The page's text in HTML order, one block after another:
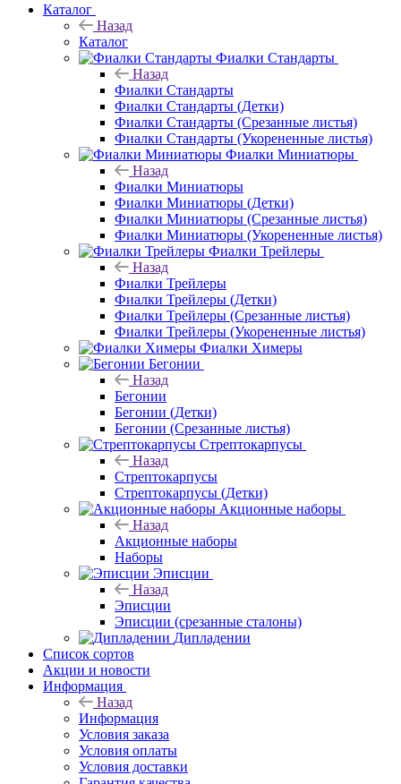
Каталог
Назад
Каталог
Фиалки Стандарты
Назад
Фиалки Стандарты
Фиалки Стандарты (Детки)
Фиалки Стандарты (Срезанные листья)
Фиалки Стандарты (Укорененные листья)
Фиалки Миниатюры
Назад
Фиалки Миниатюры
Фиалки Миниатюры (Детки)
Фиалки Миниатюры (Срезанные листья)
Фиалки Миниатюры (Укорененные листья)
Фиалки Трейлеры
Назад
Фиалки Трейлеры
Фиалки Трейлеры (Детки)
Фиалки Трейлеры (Срезанные листья)
Фиалки Трейлеры (Укорененные листья)
Фиалки Химеры
Бегонии
Назад
Бегонии
Бегонии (Детки)
Бегонии (Срезанные листья)
Стрептокарпусы
Назад
Стрептокарпусы
Стрептокарпусы (Детки)
Акционные наборы
Назад
Акционные наборы
Наборы
Эписции
Назад
Эписции
Эписции (срезанные сталоны)
Дипладении
Список сортов
Акции и новости
Информация
Назад
Информация
Условия заказа
Условия оплаты
Условия доставки